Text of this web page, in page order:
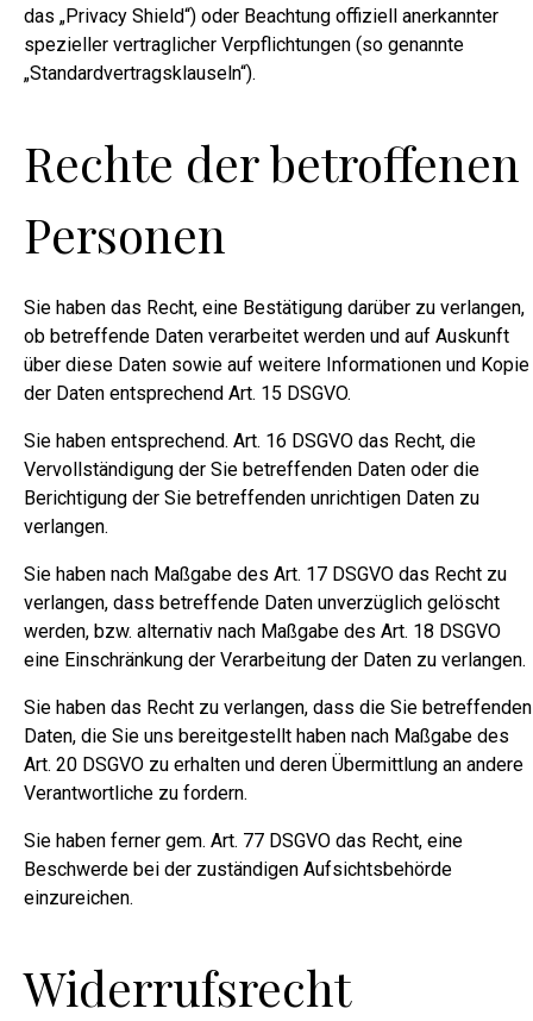
das „Privacy Shield“) oder Beachtung offiziell anerkannter
spezieller vertraglicher Verpflichtungen (so genannte
„Standardvertragsklauseln“).
Rechte der betroffenen
Personen
Sie haben das Recht, eine Bestätigung darüber zu verlangen,
ob betreffende Daten verarbeitet werden und auf Auskunft
über diese Daten sowie auf weitere Informationen und Kopie
der Daten entsprechend Art. 15 DSGVO.
Sie haben entsprechend. Art. 16 DSGVO das Recht, die
Vervollständigung der Sie betreffenden Daten oder die
Berichtigung der Sie betreffenden unrichtigen Daten zu
verlangen.
Sie haben nach Maßgabe des Art. 17 DSGVO das Recht zu
verlangen, dass betreffende Daten unverzüglich gelöscht
werden, bzw. alternativ nach Maßgabe des Art. 18 DSGVO
eine Einschränkung der Verarbeitung der Daten zu verlangen.
Sie haben das Recht zu verlangen, dass die Sie betreffenden
Daten, die Sie uns bereitgestellt haben nach Maßgabe des
Art. 20 DSGVO zu erhalten und deren Übermittlung an andere
Verantwortliche zu fordern.
Sie haben ferner gem. Art. 77 DSGVO das Recht, eine
Beschwerde bei der zuständigen Aufsichtsbehörde
einzureichen.
Widerrufsrecht